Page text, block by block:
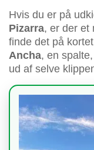
Hvis du er på
Pizarra, er der et
finde det på
Ancha, en
ud af selve